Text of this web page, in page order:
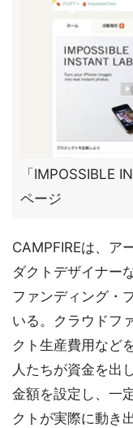
「IMPOSSIBLE
ページ
CAMPFIREは、ア
ダクトデザイナー
ファンディング・
いる。クラウドフ
クト生産費用など
人たちが資金を出
金額を設定し、一
クトが実際に動き